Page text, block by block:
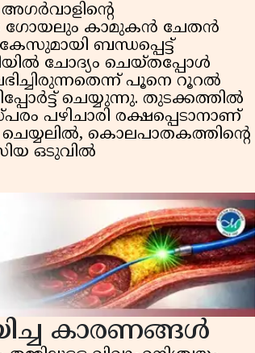
ഗോയലും കാമുകൻ ചേതൻ
കേസുമായി ബന്ധപ്പെട്ട്
ചോദ്യം ചെയ്തപ്പോൾ
പൂനെ റൂറൽ
ചെയ്യുന്നു. തുടക്കത്തിൽ
പഴിചാരി രക്ഷപ്പെടാനാണ്
ചെയ്യലിൽ, കൊലപാതകത്തിൻ്റെ
ഒടുവിൽ
കാരണങ്ങൾ